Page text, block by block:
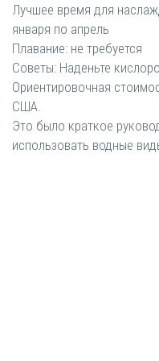
Лучшее время для
января по апрель
Плавание: не требуется
Советы: Наденьте
Ориентировочная
США.
Это было краткое
использовать водные